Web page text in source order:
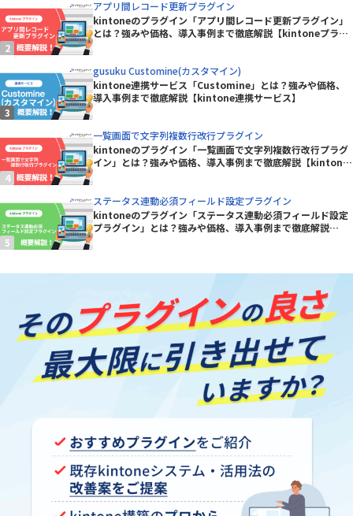
アプリ間レコード更新プラグイン
kintoneのプラグイン「アプリ間レコード更新プラグイン」
とは？強みや価格、導入事例まで徹底解説【kintoneプラグ
gusuku Customine(カスタマイン)
kintone連携サービス「Customine」とは？強みや価格、
導入事例まで徹底解説【kintone連携サービス】
一覧画面で文字列複数行改行プラグイン
kintoneのプラグイン「一覧画面で文字列複数行改行プラグ
イン」とは？強みや価格、導入事例まで徹底解説【kintone
ステータス連動必須フィールド設定プラグイン
kintoneのプラグイン「ステータス連動必須フィールド設定
プラグイン」とは？強みや価格、導入事例まで徹底解説